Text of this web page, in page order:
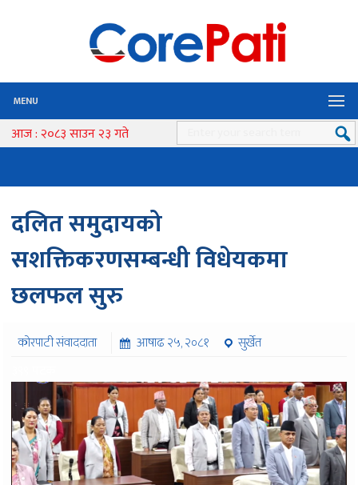
MENU
आज : २०८३ साउन २३ गते
दलित समुदायको
सशक्तिकरणसम्बन्धी विधेयकमा
छलफल सुरु
कोरपाटी संवाददाता आषाढ २५, २०८१
सुर्खेत